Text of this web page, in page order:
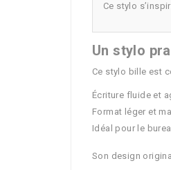
Ce stylo
Un stylo
Ce stylo bille est
Écriture fluide et
Format léger et
Idéal pour le
Son design